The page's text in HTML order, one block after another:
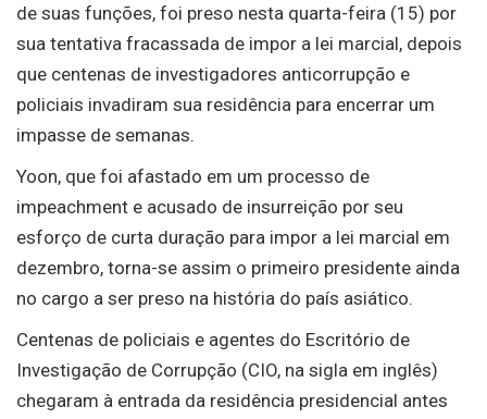
de suas funções, foi preso nesta quarta-feira (15) por
sua tentativa fracassada de impor a lei marcial, depois
que centenas de investigadores anticorrupção e
policiais invadiram sua residência para encerrar um
impasse de semanas.
Yoon, que foi afastado em um processo de
impeachment e acusado de insurreição por seu
esforço de curta duração para impor a lei marcial em
dezembro, torna-se assim o primeiro presidente ainda
no cargo a ser preso na história do país asiático.
Centenas de policiais e agentes do Escritório de
Investigação de Corrupção (CIO, na sigla em inglês)
chegaram à entrada da residência presidencial antes